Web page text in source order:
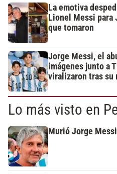
La emotiva
Lionel Messi para
que tomaron
Jorge Messi, el
imágenes junto a
viralizaron tras su
Lo más visto en
Murió Jorge